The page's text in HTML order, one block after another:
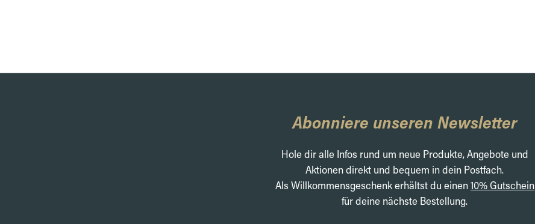
Abonniere unseren Newsletter
Hole dir alle Infos rund um neue Produkte, Angebote und
Aktionen direkt und bequem in dein Postfach.
Als Willkommensgeschenk erhältst du einen10% Gutschein
für deine nächste Bestellung.